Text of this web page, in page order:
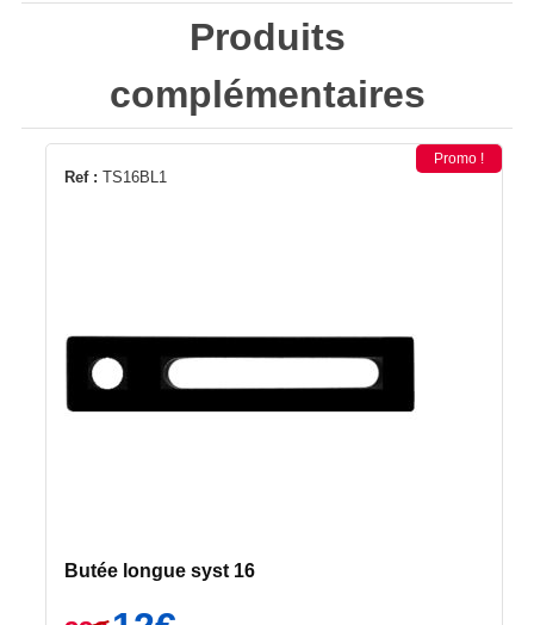
Produits
complémentaires
Ref : TS16BL1
Promo !
Butée longue syst 16
Le